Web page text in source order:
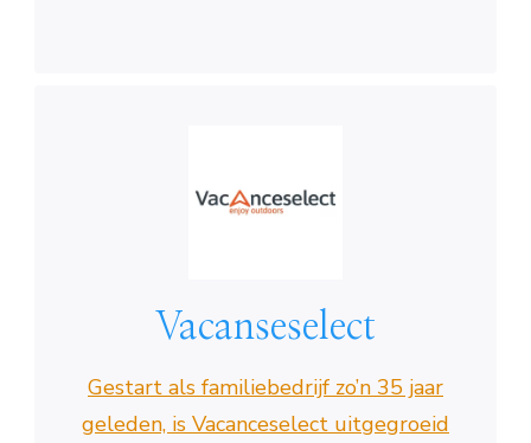
Vacanseselect
Gestart als familiebedrijf zo’n 35 jaar
geleden, is Vacanceselect uitgegroeid